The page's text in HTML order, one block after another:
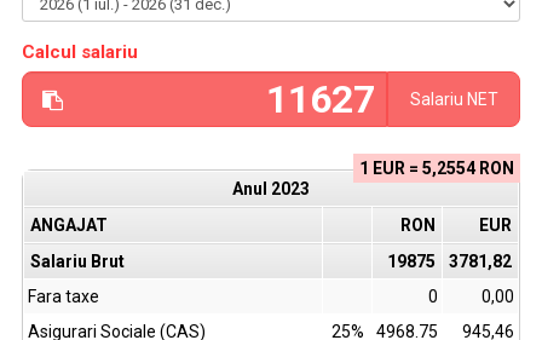
Calcul salariu
Salariu NET
1 EUR = 5,2554 RON
Anul 2023
ANGAJAT
RON
EUR
Salariu Brut
19875
3781,82
Fara taxe
0
0,00
Asigurari Sociale (CAS)
25% 4968.75
945,46